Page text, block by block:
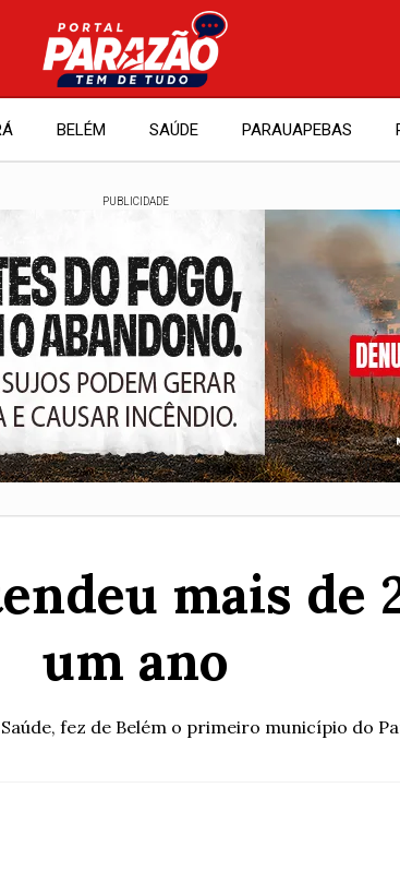
BELÉM SAÚDE PARAUAPEBAS
PUBLICIDADE
mais de
um ano
fez de Belém o primeiro município do